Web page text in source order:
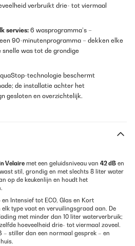
verbruikt drie- tot viermaal
servies: 6 wasprogramma’s –
90-minutenprogramma – dekken elke
snelle was tot de grondige
technologie beschermt
de installatie achter het
gesloten en overzichtelijk.
Velaire met een geluidsniveau van 42 dB en
stil, grondig en met slechts 8 liter water
op de keukenlijn en houdt het
Intensief tot ECO, Glas en Kort
type vaat en vervuilingsgraad aan. De
met minder dan 10 liter waterverbruik;
hoeveelheid drie- tot viermaal zoveel.
– stiller dan een normaal gesprek – en